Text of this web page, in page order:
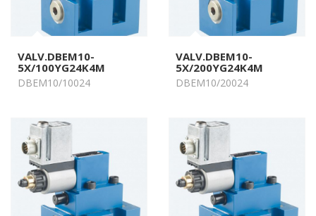
VALV.DBEM10-
5X/100YG24K4M
DBEM10/10024
VALV.DBEM10-
5X/200YG24K4M
DBEM10/20024